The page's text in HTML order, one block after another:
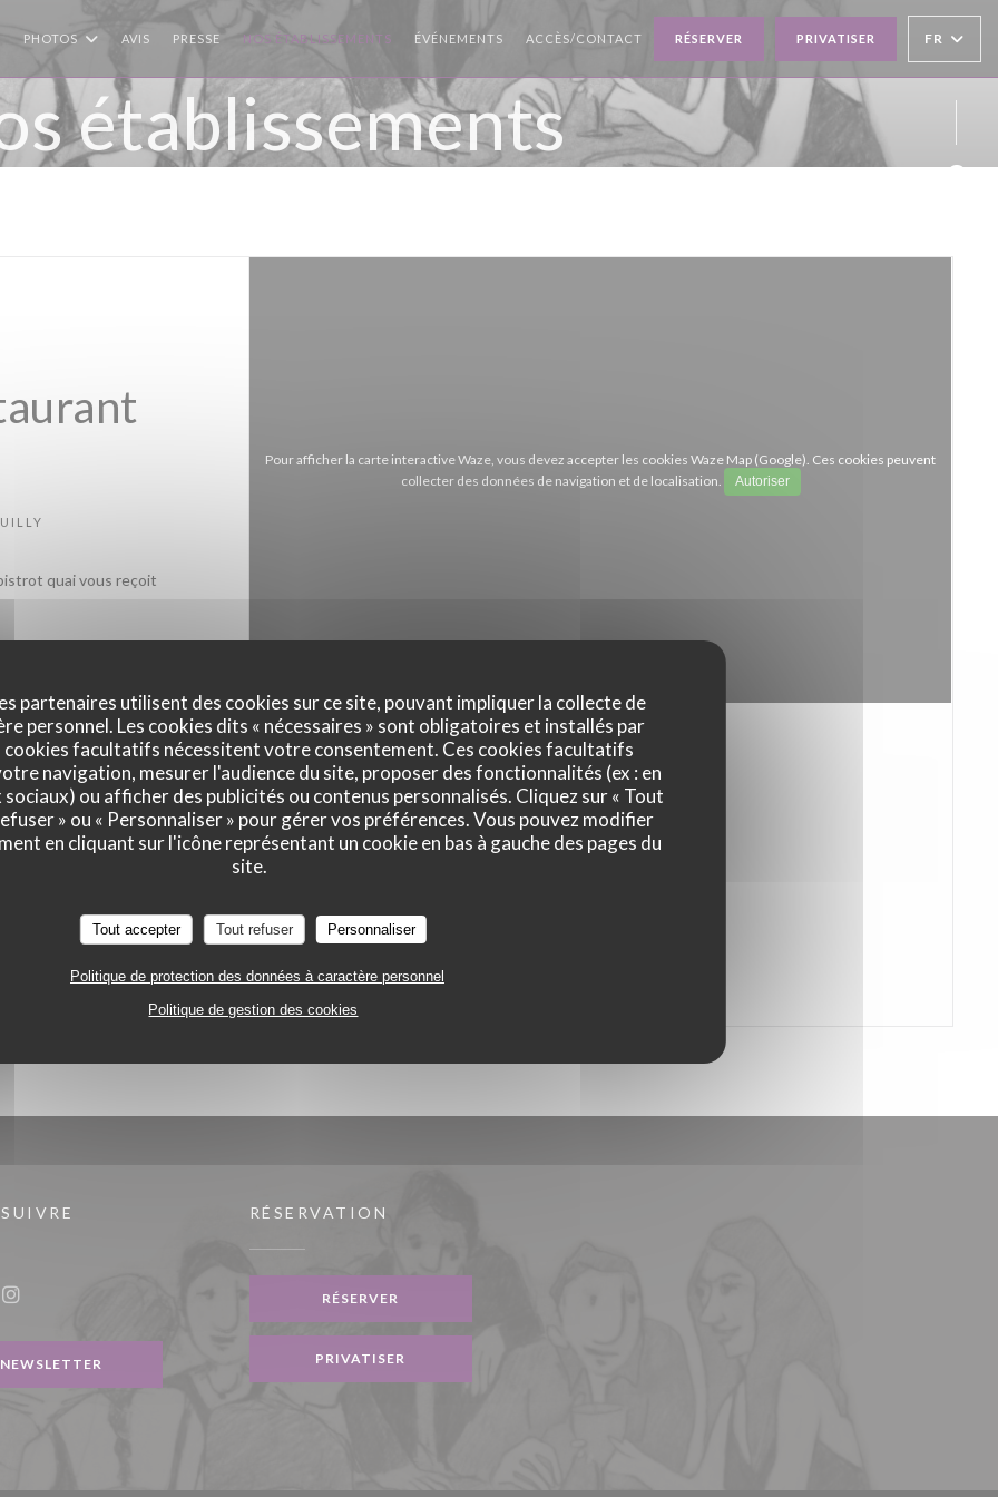
partenaires utilisent des cookies sur ce site, pouvant impliquer la collecte de
personnel. Les cookies dits « nécessaires » sont obligatoires et installés par
facultatifs nécessitent votre consentement. Ces cookies facultatifs
navigation, mesurer l'audience du site, proposer des fonctionnalités (ex : en
sociaux) ou afficher des publicités ou contenus personnalisés. Cliquez sur « Tout
» ou « Personnaliser » pour gérer vos préférences. Vous pouvez modifier
en cliquant sur l'icône représentant un cookie en bas à gauche des pages du
site.
Tout accepter Tout refuser Personnaliser
Politique de protection des données à caractère personnel
Politique de gestion des cookies
PHOTOS AVIS PRESSE NOS ÉTABLISSEMENTS ÉVÉNEMENTS ((OUVRE UNE NOUVELLE FENÊTRE))
ACCÈS/CONTACT RÉSERVER PRIVATISER FR
établissements
quai vous reçoit
propose une
Une sélection
marché. Les
et
vos cocktails,
... Notre chef décline
un soin particulier
de recevoir 55
de répondre
Pour afficher la carte interactive Waze, vous devez accepter les cookies Waze Map (Google). Ces cookies peuvent
collecter des données de navigation et de localisation.
Autoriser
fenêtre))
NEWSLETTER
RÉSERVATION
RÉSERVER
PRIVATISER